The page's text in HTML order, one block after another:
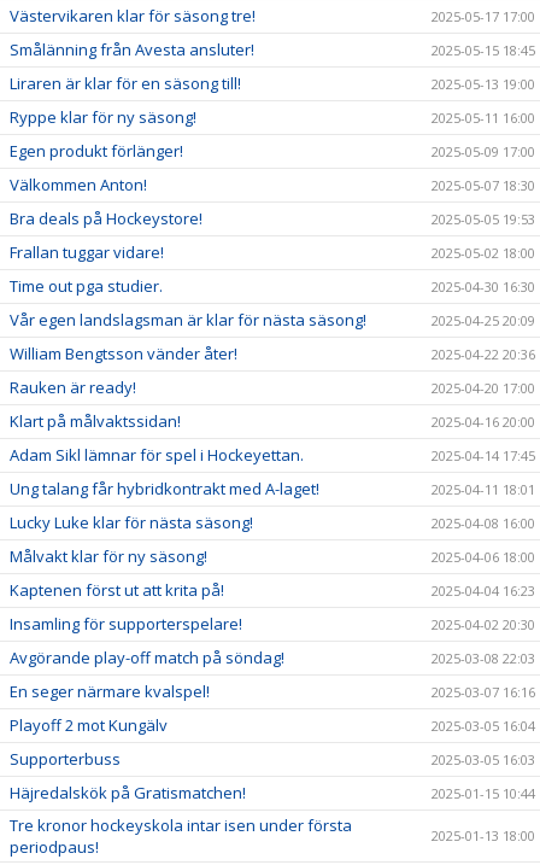
Västervikaren klar för säsong tre! 2025-05-17 17:00
Smålänning från Avesta ansluter! 2025-05-15 18:45
Liraren är klar för en säsong till! 2025-05-13 19:00
Ryppe klar för ny säsong! 2025-05-11 16:00
Egen produkt förlänger! 2025-05-09 17:00
Välkommen Anton! 2025-05-07 18:30
Bra deals på Hockeystore! 2025-05-05 19:53
Frallan tuggar vidare! 2025-05-02 18:00
Time out pga studier. 2025-04-30 16:30
Vår egen landslagsman är klar för nästa säsong! 2025-04-25 20:09
William Bengtsson vänder åter! 2025-04-22 20:36
Rauken är ready! 2025-04-20 17:00
Klart på målvaktssidan! 2025-04-16 20:00
Adam Sikl lämnar för spel i Hockeyettan. 2025-04-14 17:45
Ung talang får hybridkontrakt med A-laget! 2025-04-11 18:01
Lucky Luke klar för nästa säsong! 2025-04-08 16:00
Målvakt klar för ny säsong! 2025-04-06 18:00
Kaptenen först ut att krita på! 2025-04-04 16:23
Insamling för supporterspelare! 2025-04-02 20:30
Avgörande play-off match på söndag! 2025-03-08 22:03
En seger närmare kvalspel! 2025-03-07 16:16
Playoff 2 mot Kungälv 2025-03-05 16:04
Supporterbuss 2025-03-05 16:03
Häjredalskök på Gratismatchen! 2025-01-15 10:44
Tre kronor hockeyskola intar isen under första
periodpaus!
2025-01-13 18:00